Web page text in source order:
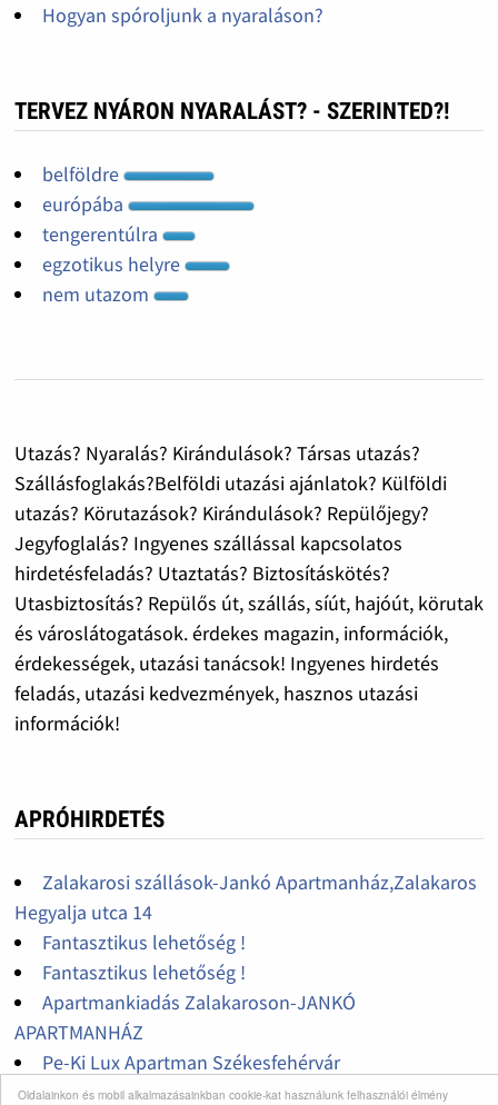
Oldalainkon és mobil alkalmazásainkban cookie-kat használunk felhasználói élmény
Hogyan spóroljunk a nyaraláson?
TERVEZ NYÁRON NYARALÁST? - SZERINTED?!
belföldre
európába
tengerentúlra
egzotikus helyre
nem utazom
Utazás? Nyaralás? Kirándulások? Társas utazás?
Szállásfoglakás?Belföldi utazási ajánlatok? Külföldi
utazás? Körutazások? Kirándulások? Repülőjegy?
Jegyfoglalás? Ingyenes szállással kapcsolatos
hirdetésfeladás? Utaztatás? Biztosításkötés?
Utasbiztosítás? Repülős út, szállás, síút, hajóút, körutak
és városlátogatások. érdekes magazin, információk,
érdekességek, utazási tanácsok! Ingyenes hirdetés
feladás, utazási kedvezmények, hasznos utazási
információk!
APRÓHIRDETÉS
Zalakarosi szállások-Jankó Apartmanház,Zalakaros
Hegyalja utca 14
Fantasztikus lehetőség !
Fantasztikus lehetőség !
Apartmankiadás Zalakaroson-JANKÓ
APARTMANHÁZ
Pe-Ki Lux Apartman Székesfehérvár
Idegenvezetés Kecskeméten